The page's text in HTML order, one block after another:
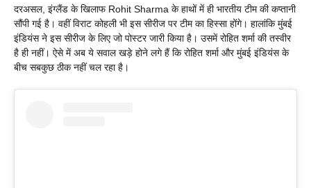
दरअसल, इंग्लैंड के खिलाफ Rohit Sharma के हाथों में ही भारतीय टीम की कप्तानी
सौंपी गई है। वहीं विराट कोहली भी इस सीरीज पर टीम का हिस्सा होंगे। हालांकि मुंबई
इंडियंस ने इस सीरीज के लिए जो पोस्टर जारी किया है। उसमें रोहित शर्मा की तस्वीर
है ही नहीं। ऐसे में अब ये सवाल खड़े होने लगे हैं कि रोहित शर्मा और मुंबई इंडियंस के
बीच सबकुछ ठीक नहीं चल रहा है।